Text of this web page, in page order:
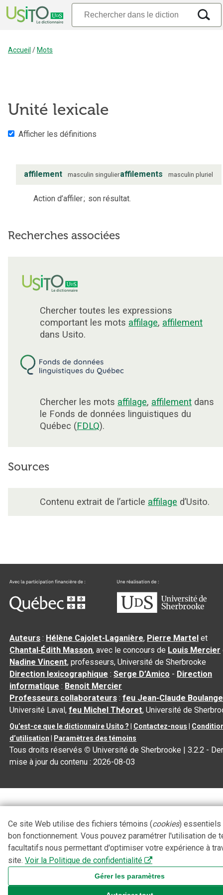
Accueil / Mots
Unité lexicale
Afficher les définitions
affilement masculin singulieraffilements masculin pluriel
Action d’affiler; son résultat.
Recherches associées
Chercher toutes les expressions
comportant les mots affilage, affilement
dans Usito.
Chercher les mots affilage, affilement dans
le Fonds de données linguistiques du
Québec (FDLQ).
Sources
Contenu extrait de l’article affilage d’Usito.
Auteurs : Hélène Cajolet-Laganière, Pierre Martel et
Chantal‑Édith Masson, avec le concours de Louis Mercier
Nadine Vincent, professeurs, Université de Sherbrooke
Direction lexicographique :Serge D’Amico - Direction
informatique : Benoit Mercier
Professeurs collaborateurs :feu Jean-Claude
Université Laval,feu Michel Théoret, Université de
Qu’est-ce que le dictionnaire Usito ? Contactez-nous
d’utilisation
Paramètres des témoins
Tous droits réservés © Université de Sherbrooke |3.2.2 -
mise à jour du contenu :2026-08-03
Ce site Web utilise des fichiers témoins (cookies) essentiels
bon fonctionnement. Vous pouvez paramétrer l'utilisation de
facultatifs nous permettant d'optimiser votre expérience à
site. Voir la Politique de confidentialité
Gérer les paramètres